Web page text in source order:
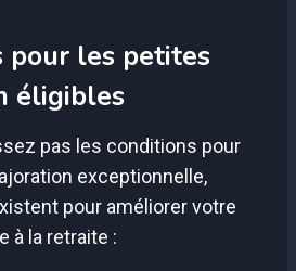
les petites
éligibles
pas les conditions pour
exceptionnelle,
pour améliorer votre
à la retraite :